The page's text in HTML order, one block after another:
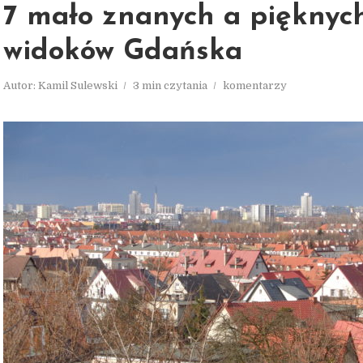
7 mało znanych a
widoków Gdańska
Autor: Kamil Sulewski 3 min czytania komentarzy